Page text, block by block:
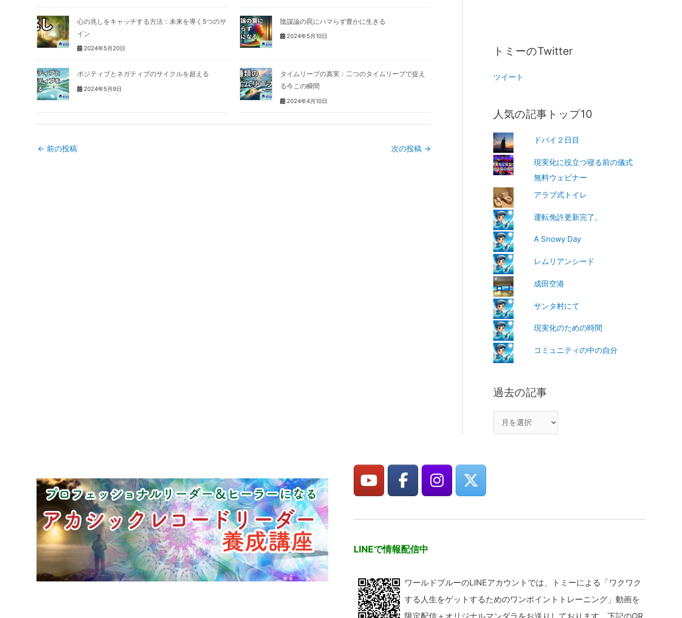
心の兆しをキャッチする方法：未来を導く5つのサ
イン
2024年5月20日
陰謀論の罠にハマらず豊かに生きる
2024年5月10日
ポジティブとネガティブのサイクルを超える
2024年5月9日
タイムリープの真実：二つのタイムリープで捉え
る今この瞬間
2024年4月10日
← 前の投稿 次の投稿 →
トミーのTwitter
ツイート
人気の記事トップ10
ドバイ２日目
現実化に役立つ寝る前の儀式
無料ウェビナー
アラブ式トイレ
運転免許更新完了。
A Snowy Day
レムリアンシード
成田空港
サンタ村にて
現実化のための時間
コミュニティの中の自分
過去の記事
LINEで情報配信中
ワールドブルーのLINEアカウントでは、トミーによる「ワクワク
する人生をゲットするためのワンポイントトレーニング」動画を
限定配信＋オリジナルマンダラをお送りしております。下記のQR